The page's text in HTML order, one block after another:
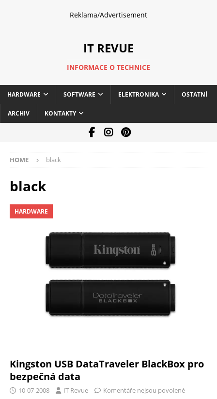
Reklama/Advertisement
IT REVUE
INFORMACE O TECHNICE
HARDWARE SOFTWARE ELEKTRONIKA OSTATNÍ
ARCHIV KONTAKTY
HOME black
black
HARDWARE
Kingston USB DataTraveler BlackBox pro
bezpečná data
10-07-2008 IT Revue Komentáře nejsou povolené